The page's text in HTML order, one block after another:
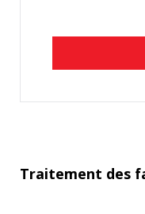
Traitement des